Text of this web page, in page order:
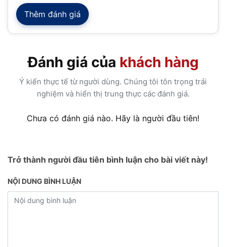
Thêm đánh giá
Đánh giá của khách hàng
Ý kiến thực tế từ người dùng. Chúng tôi tôn trọng trải
nghiệm và hiển thị trung thực các đánh giá.
Chưa có đánh giá nào. Hãy là người đầu tiên!
Trở thành người đầu tiên bình luận cho bài viết này!
NỘI DUNG BÌNH LUẬN